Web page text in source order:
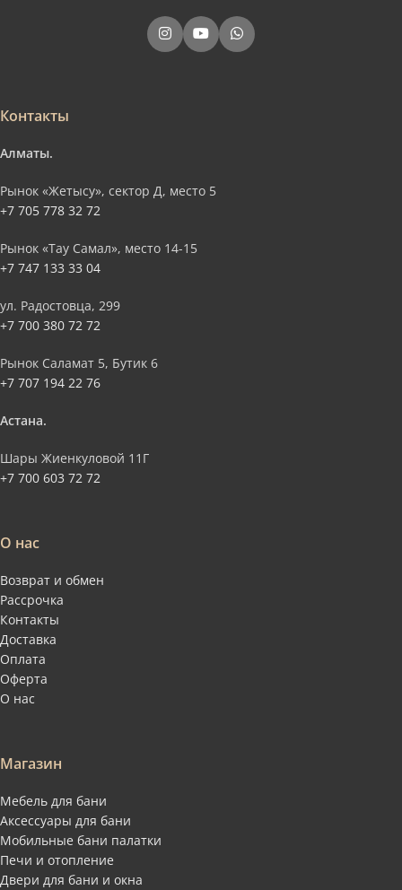
Контакты
Алматы.
Рынок «Жетысу», сектор Д, место 5
+7 705 778 32 72
Рынок «Тау Самал», место 14-15
+7 747 133 33 04
ул. Радостовца, 299
+7 700 380 72 72
Рынок Саламат 5, Бутик 6
+7 707 194 22 76
Астана.
Шары Жиенкуловой 11Г
+7 700 603 72 72
О нас
Возврат и обмен
Рассрочка
Контакты
Доставка
Оплата
Оферта
О нас
Магазин
Мебель для бани
Аксессуары для бани
Мобильные бани палатки
Печи и отопление
Двери для бани и окна